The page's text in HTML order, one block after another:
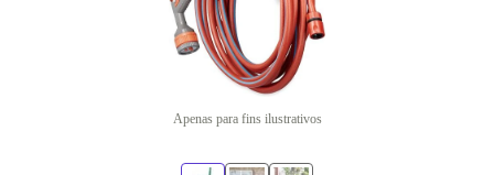
Apenas para fins ilustrativos